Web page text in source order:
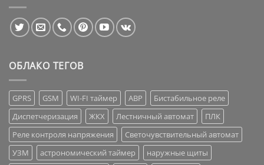
ОБЛАКО ТЕГОВ
GPRS GSM WI-FI таймер АВР
Бистабильное реле
Диспетчеризация
ЖКХ Лестничный автомат
ПЛК
Реле контроля напряжения
Светочувствительный автомат
УЗМ
астрономический таймер
наружные щиты